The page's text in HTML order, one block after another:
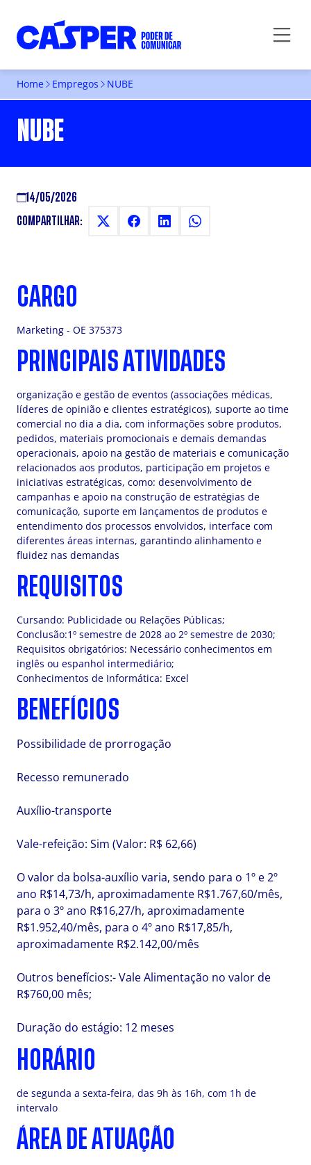
Home Empregos NUBE
NUBE
14/05/2026
COMPARTILHAR:
CARGO
Marketing - OE 375373
PRINCIPAIS ATIVIDADES
organização e gestão de eventos (associações médicas,
líderes de opinião e clientes estratégicos), suporte ao time
comercial no dia a dia, com informações sobre produtos,
pedidos, materiais promocionais e demais demandas
operacionais, apoio na gestão de materiais e comunicação
relacionados aos produtos, participação em projetos e
iniciativas estratégicas, como: desenvolvimento de
campanhas e apoio na construção de estratégias de
comunicação, suporte em lançamentos de produtos e
entendimento dos processos envolvidos, interface com
diferentes áreas internas, garantindo alinhamento e
fluidez nas demandas
REQUISITOS
Cursando: Publicidade ou Relações Públicas;
Conclusão:1º semestre de 2028 ao 2º semestre de 2030;
Requisitos obrigatórios: Necessário conhecimentos em
inglês ou espanhol intermediário;
Conhecimentos de Informática: Excel
BENEFÍCIOS
Possibilidade de prorrogação
Recesso remunerado
Auxílio-transporte
Vale-refeição: Sim (Valor: R$ 62,66)
O valor da bolsa-auxílio varia, sendo para o 1º e 2º
ano R$14,73/h, aproximadamente R$1.767,60/mês,
para o 3º ano R$16,27/h, aproximadamente
R$1.952,40/mês, para o 4º ano R$17,85/h,
aproximadamente R$2.142,00/mês
Outros benefícios:- Vale Alimentação no valor de
R$760,00 mês;
Duração do estágio: 12 meses
HORÁRIO
de segunda a sexta-feira, das 9h às 16h, com 1h de
intervalo
ÁREA DE ATUAÇÃO